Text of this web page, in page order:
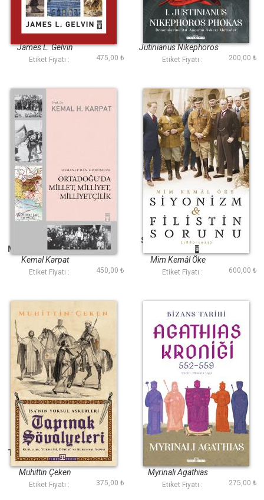
Modern Ortadoğu
Tarihi (Ciltli)
James L. Gelvin
Etiket Fiyatı : 475,00 ₺
Çarpışma
Jutinianus Nikephoros
Phokas
Etiket Fiyatı : 200,00 ₺
Ortadoğuda Millet
Milliyet Milliyetçilik
Kemal Karpat
Etiket Fiyatı : 450,00 ₺
Siyonizm ve Filistin
Mim Kemâl Öke
Etiket Fiyatı : 600,00 ₺
Tapınak Şövalyeleri
Muhittin Çeken
Etiket Fiyatı : 375,00 ₺
Bizans Tarihi:
Agathias Kroniği
(552-559)
Myrinalı Agathias
Etiket Fiyatı : 275,00 ₺